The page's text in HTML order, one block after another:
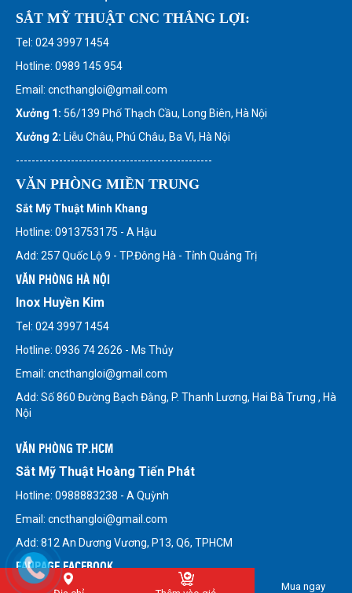
Mua ngay
SẮT MỸ THUẬT CNC THẮNG LỢI:
Tel: 024 3997 1454
Hotline: 0989 145 954
Email: cncthangloi@gmail.com
Xưởng 1: 56/139 Phố Thạch Cầu, Long Biên, Hà Nội
Xưởng 2: Liễu Châu, Phú Châu, Ba Vì, Hà Nội
--------------------------------------------------
VĂN PHÒNG MIỀN TRUNG
Sắt Mỹ Thuật Minh Khang
Hotline: 0913753175 - A Hậu
Add: 257 Quốc Lộ 9 - TP.Đông Hà - Tỉnh Quảng Trị
VĂN PHÒNG HÀ NỘI
Inox Huyền Kim
Tel: 024 3997 1454
Hotline: 0936 74 2626 - Ms Thủy
Email: cncthangloi@gmail.com
Add: Số 860 Đường Bạch Đằng, P. Thanh Lương, Hai Bà Trưng , Hà
Nội
VĂN PHÒNG TP.HCM
Sắt Mỹ Thuật Hoàng Tiến Phát
Hotline: 0988883238 - A Quỳnh
Email: cncthangloi@gmail.com
Add: 812 An Dương Vương, P13, Q6, TPHCM
FANPAGE FACEBOOK